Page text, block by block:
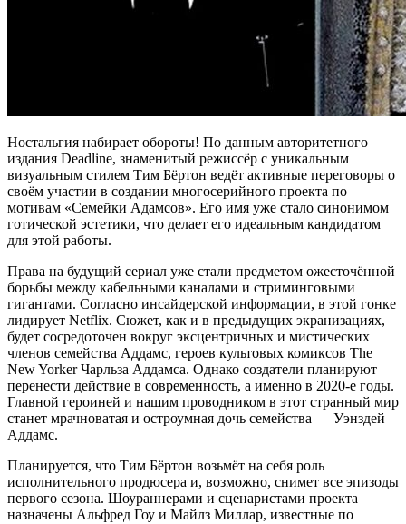
Ностальгия набирает обороты! По данным авторитетного
издания Deadline, знаменитый режиссёр с уникальным
визуальным стилем Тим Бёртон ведёт активные переговоры о
своём участии в создании многосерийного проекта по
мотивам «Семейки Адамсов». Его имя уже стало синонимом
готической эстетики, что делает его идеальным кандидатом
для этой работы.
Права на будущий сериал уже стали предметом ожесточённой
борьбы между кабельными каналами и стриминговыми
гигантами. Согласно инсайдерской информации, в этой гонке
лидирует Netflix. Сюжет, как и в предыдущих экранизациях,
будет сосредоточен вокруг эксцентричных и мистических
членов семейства Аддамс, героев культовых комиксов The
New Yorker Чарльза Аддамса. Однако создатели планируют
перенести действие в современность, а именно в 2020-е годы.
Главной героиней и нашим проводником в этот странный мир
станет мрачноватая и остроумная дочь семейства — Уэнздей
Аддамс.
Планируется, что Тим Бёртон возьмёт на себя роль
исполнительного продюсера и, возможно, снимет все эпизоды
первого сезона. Шоураннерами и сценаристами проекта
назначены Альфред Гоу и Майлз Миллар, известные по